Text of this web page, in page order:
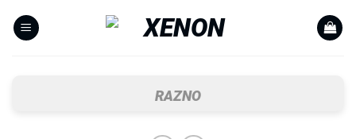
RAZNO